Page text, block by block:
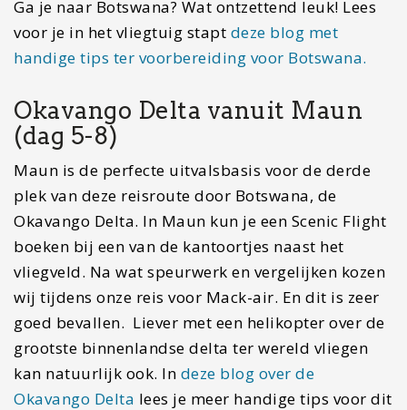
Ga je naar Botswana? Wat ontzettend leuk! Lees
voor je in het vliegtuig stapt deze blog met
handige tips ter voorbereiding voor Botswana.
Okavango Delta vanuit Maun
(dag 5-8)
Maun is de perfecte uitvalsbasis voor de derde
plek van deze reisroute door Botswana, de
Okavango Delta. In Maun kun je een Scenic Flight
boeken bij een van de kantoortjes naast het
vliegveld. Na wat speurwerk en vergelijken kozen
wij tijdens onze reis voor Mack-air. En dit is zeer
goed bevallen. Liever met een helikopter over de
grootste binnenlandse delta ter wereld vliegen
kan natuurlijk ook. In deze blog over de
Okavango Delta lees je meer handige tips voor dit